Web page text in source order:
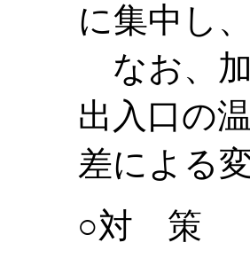
に集中し
なお、
出入口の
差による
○対 策